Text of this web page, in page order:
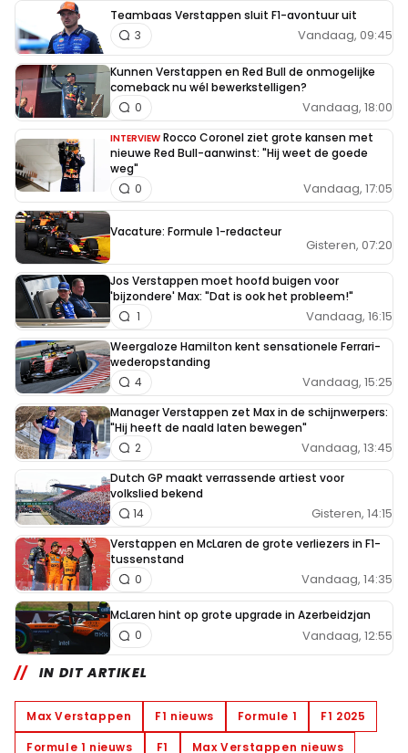
Teambaas Verstappen sluit F1-avontuur uit
Vandaag, 09:45
3
Kunnen Verstappen en Red Bull de onmogelijke
comeback nu wél bewerkstelligen?
Vandaag, 18:00
0
INTERVIEW Rocco Coronel ziet grote kansen met
nieuwe Red Bull-aanwinst: "Hij weet de goede
weg"
Vandaag, 17:05
0
Vacature: Formule 1-redacteur
Gisteren, 07:20
Jos Verstappen moet hoofd buigen voor
'bijzondere' Max: "Dat is ook het probleem!"
Vandaag, 16:15
1
Weergaloze Hamilton kent sensationele Ferrari-
wederopstanding
Vandaag, 15:25
4
Manager Verstappen zet Max in de schijnwerpers:
"Hij heeft de naald laten bewegen"
Vandaag, 13:45
2
Dutch GP maakt verrassende artiest voor
volkslied bekend
Gisteren, 14:15
14
Verstappen en McLaren de grote verliezers in F1-
tussenstand
Vandaag, 14:35
0
McLaren hint op grote upgrade in Azerbeidzjan
Vandaag, 12:55
0
IN DIT ARTIKEL
Max Verstappen F1 nieuws Formule 1
F1 2025
Formule 1 nieuws
F1 Max Verstappen nieuws